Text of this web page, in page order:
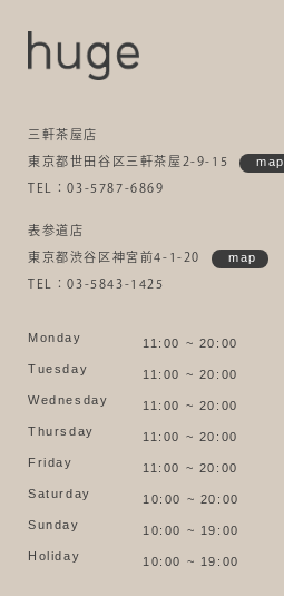
三軒茶屋店
東京都世田谷区三軒茶屋2-9-15 map
TEL：03-5787-6869
表参道店
東京都渋谷区神宮前4-1-20 map
TEL：03-5843-1425
Monday
11:00 ~ 20:00
Tuesday
11:00 ~ 20:00
Wednesday
11:00 ~ 20:00
Thursday
11:00 ~ 20:00
Friday
11:00 ~ 20:00
Saturday
10:00 ~ 20:00
Sunday
10:00 ~ 19:00
Holiday
10:00 ~ 19:00